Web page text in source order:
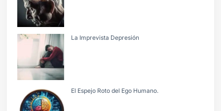
La Imprevista Depresión
El Espejo Roto del Ego Humano.